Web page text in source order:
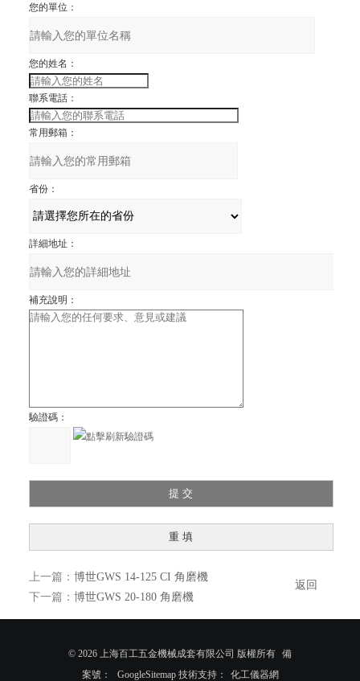
您的單位：
您的姓名：
聯系電話：
常用郵箱：
省份：
詳細地址：
補充說明：
驗證碼：
上一篇： 博世GWS 14-125 CI 角磨機
下一篇： 博世GWS 20-180 角磨機
返回
© 2026 上海百工五金機械成套有限公司 版權所有 備
案號：
GoogleSitemap技術支持： 化工儀器網